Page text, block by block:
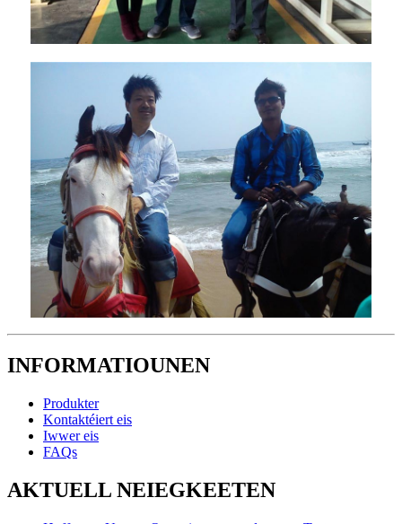
INFORMATIOUNEN
Produkter
Kontaktéiert eis
Iwwer eis
FAQs
AKTUELL NEIEGKEETEN